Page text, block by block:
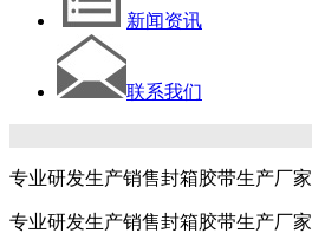
新闻资讯
联系我们
专业研发生产销售封箱胶带生产厂家
专业研发生产销售封箱胶带生产厂家